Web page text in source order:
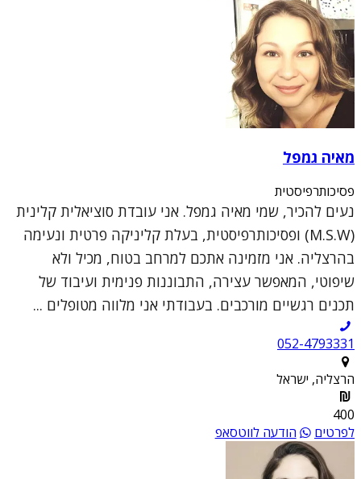
מאיה גמפל
פסיכותרפיסטית
נעים להכיר, שמי מאיה גמפל. אני עובדת סוציאלית קלינית
(M.S.W) ופסיכותרפיסטית, בעלת קליניקה פרטית ונעימה
בהרצליה. אני מזמינה אתכם למרחב בטוח, מכיל ולא
שיפוטי, המאפשר עצירה, התבוננות פנימית ועיבוד של
תכנים רגשיים מורכבים. בעבודתי אני מלווה מטופלים ...
052-4793331
הרצליה, ישראל
400
לפרטים
הודעה לווטסאפ